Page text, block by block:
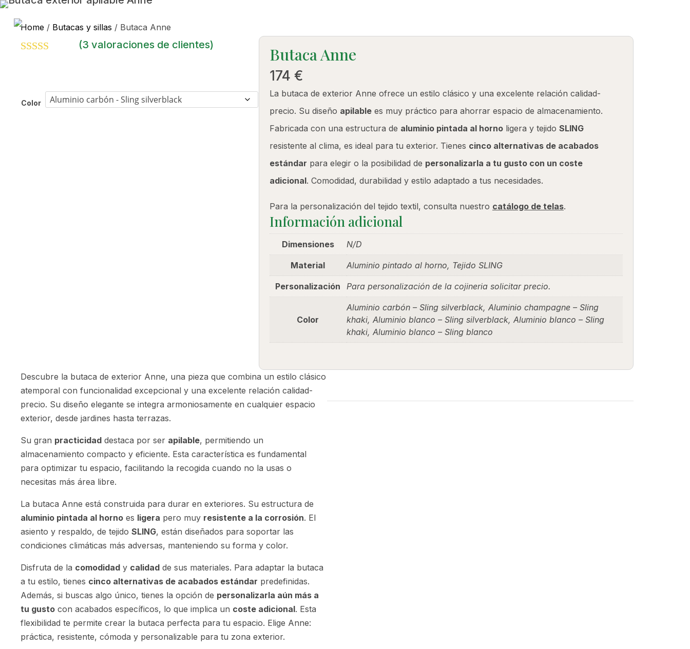
Home / Butacas y sillas / Butaca Anne
valoraciones
de clientes
(3 valoraciones de clientes)
Color
Butaca Anne
174 €
La butaca de exterior Anne ofrece un estilo clásico y una excelente relación calidad-
precio. Su diseño apilablees muy práctico para ahorrar espacio de almacenamiento.
Fabricada con una estructura de aluminio pintada al hornoligera y tejido SLING
resistente al clima, es ideal para tu exterior. Tienes cinco alternativas de acabados
estándar para elegir o la posibilidad de personalizarla a tu gusto con un coste
adicional. Comodidad, durabilidad y estilo adaptado a tus necesidades.
Para la personalización del tejido textil, consulta nuestro catálogo de telas.
Información adicional
Dimensiones N/D
Material Aluminio pintado al horno, Tejido SLING
Personalización Para personalización de la cojineria solicitar precio.
Color
Aluminio carbón – Sling silverblack, Aluminio champagne – Sling
khaki, Aluminio blanco – Sling silverblack, Aluminio blanco – Sling
khaki, Aluminio blanco – Sling blanco
Descubre la butaca de exterior Anne, una pieza que combina un estilo clásico
atemporal con funcionalidad excepcional y una excelente relación calidad-
precio. Su diseño elegante se integra armoniosamente en cualquier espacio
exterior, desde jardines hasta terrazas.
Su gran practicidad destaca por ser apilable, permitiendo un
almacenamiento compacto y eficiente. Esta característica es fundamental
para optimizar tu espacio, facilitando la recogida cuando no la usas o
necesitas más área libre.
La butaca Anne está construida para durar en exteriores. Su estructura de
aluminio pintada al horno es ligera pero muy resistente a la corrosión. El
asiento y respaldo, de tejidoSLING, están diseñados para soportar las
condiciones climáticas más adversas, manteniendo su forma y color.
Disfruta de la comodidad y calidad de sus materiales. Para adaptar la butaca
a tu estilo, tienes cinco alternativas de acabados estándar predefinidas.
Además, si buscas algo único, tienes la opción de personalizarla aún más a
tu gusto con acabados específicos, lo que implica un coste adicional. Esta
flexibilidad te permite crear la butaca perfecta para tu espacio. Elige Anne:
práctica, resistente, cómoda y personalizable para tu zona exterior.